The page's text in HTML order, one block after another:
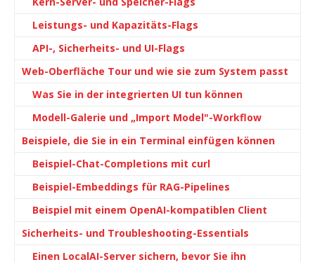
Leistungs- und Kapazitäts-Flags
API-, Sicherheits- und UI-Flags
Web-Oberfläche Tour und wie sie zum System passt
Was Sie in der integrierten UI tun können
Modell-Galerie und „Import Model"-Workflow
Beispiele, die Sie in ein Terminal einfügen können
Beispiel-Chat-Completions mit curl
Beispiel-Embeddings für RAG-Pipelines
Beispiel mit einem OpenAI-kompatiblen Client
Sicherheits- und Troubleshooting-Essentials
Einen LocalAI-Server sichern, bevor Sie ihn